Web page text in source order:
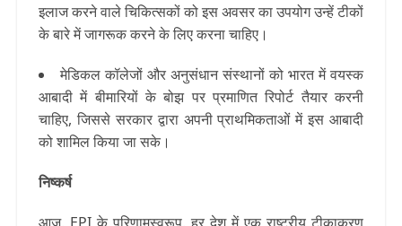
इलाज करने वाले चिकित्सकों को इस अवसर का उपयोग उन्हें टीकों
के बारे में जागरूक करने के लिए करना चाहिए।
मेडिकल कॉलेजों और अनुसंधान संस्थानों को भारत में वयस्क
आबादी में बीमारियों के बोझ पर प्रमाणित रिपोर्ट तैयार करनी
चाहिए, जिससे सरकार द्वारा अपनी प्राथमिकताओं में इस आबादी
को शामिल किया जा सके।
निष्कर्ष
आज, EPI के परिणामस्वरूप, हर देश में एक राष्ट्रीय टीकाकरण